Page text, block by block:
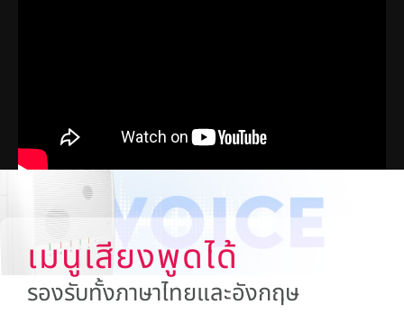
เมนูเสียงพูดได้
รองรับทั้งภาษาไทยและอังกฤษ